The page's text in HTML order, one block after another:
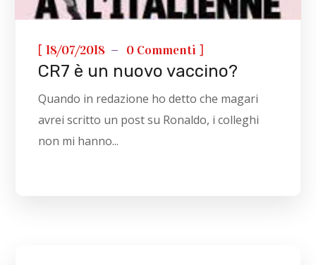
[18/07/2018 0 Commenti ]
CR7 è un nuovo vaccino?
Quando in redazione ho detto che magari
avrei scritto un post su Ronaldo, i colleghi
non mi hanno...